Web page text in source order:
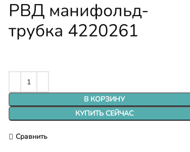
РВД манифольд-
трубка 4220261
В КОРЗИНУ
КУПИТЬ СЕЙЧАС
Сравнить